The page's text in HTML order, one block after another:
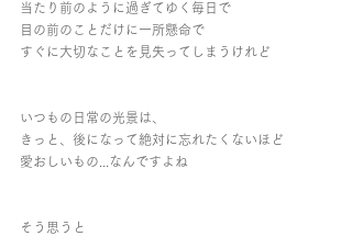
当たり前のように過ぎてゆく毎日で
目の前のことだけに一所懸命で
すぐに大切なことを見失ってしまうけれど
いつもの日常の光景は、
きっと、後になって絶対に忘れたくないほど
愛おしいもの...なんですよね
そう思うと